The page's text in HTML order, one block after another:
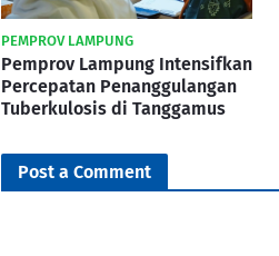
PEMPROV LAMPUNG
Pemprov Lampung Intensifkan
Percepatan Penanggulangan
Tuberkulosis di Tanggamus
Post a Comment